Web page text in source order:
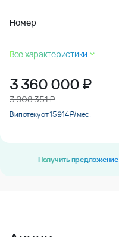
Номер
Все характеристики
3 360 000₽
3 908 351 ₽
В ипотеку от 15 914 ₽/мес.
Получить предложение